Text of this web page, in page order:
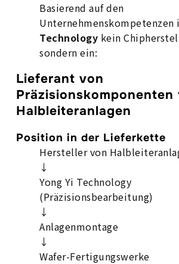
Basierend auf den
Technology kein
sondern ein:
Lieferant von
Präzisionskomponenten
Halbleiteranlagen
Position in der Lieferkette
Hersteller von
↓
Yong Yi Technology
(Präzisionsbearbeitung)
↓
Anlagenmontage
↓
Wafer-Fertigungswerke